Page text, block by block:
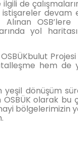
de
devam
yol
hem de
yeşil dönüşüm
olarak bu
bölgelerimizin